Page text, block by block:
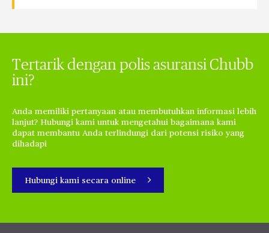
Tertarik dengan polis asuransi Chubb
ini?
Anda memiliki pertanyaan atau membutuhkan informasi lebih
lanjut? Hubungi kami untuk mengetahui bagaimana kami
dapat membantu Anda terlindungi dari potensi risiko yang
dihadapi
Hubungi kami secara online